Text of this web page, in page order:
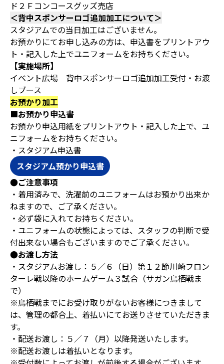
ド２Ｆコンコースグッズ売店
＜背中スポンサーロゴ追加加工について＞
スタジアムでの当日加工はございません。
お預かりにてお申し込みの方は、申込書をプリントアウ
ト・記入した上でユニフォームをお持ちください。
【実施場所】
イベント広場 背中スポンサーロゴ追加加工受付・お渡
しブース
お預かり加工
■お預かり申込書
お預かり申込用紙をプリントアウト・記入した上で、ユ
ニフォームをお持ちください。
・スタジアム申込書
スタジアム預かり申込書
●ご注意事項
・着用済みで、洗濯前のユニフォームはお預かり出来か
ねますので、ご了承ください。
・必ず袋に入れてお持ちください。
・ユニフォームの状態によっては、スタッフの判断で受
付出来ない場合もございますのでご了承ください。
●お渡し方法
・スタジアムお渡し：５／６（日）第１２節川崎フロン
ターレ戦以降のホームゲーム３試合（サガン鳥栖戦ま
で）
※鳥栖戦までにお受け取りがないお客様につきまして
は、管理の都合上、着払いにてお送りさせていただきま
す。
・配送お渡し：５／７（月）以降発送いたします。
※配送お渡しは着払いとなります。